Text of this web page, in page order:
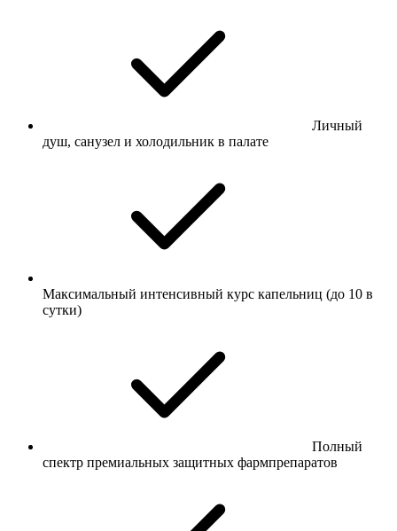
Личный
душ, санузел и холодильник в палате
Максимальный интенсивный курс капельниц (до 10 в
сутки)
Полный
спектр премиальных защитных фармпрепаратов